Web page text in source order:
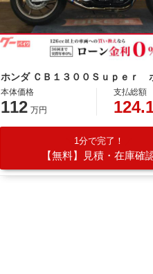
本体価格
112 万円
支払総額
1分で完了！
【無料】見積・在庫確